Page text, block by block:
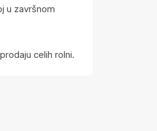
u završnom
celih rolni.